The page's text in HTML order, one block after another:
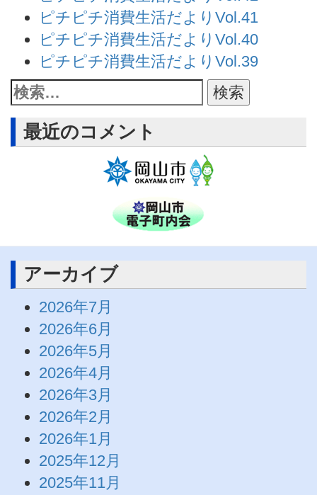
ピチピチ消費生活だよりVol.41
ピチピチ消費生活だよりVol.40
ピチピチ消費生活だよりVol.39
最近のコメント
アーカイブ
2026年7月
2026年6月
2026年5月
2026年4月
2026年3月
2026年2月
2026年1月
2025年12月
2025年11月